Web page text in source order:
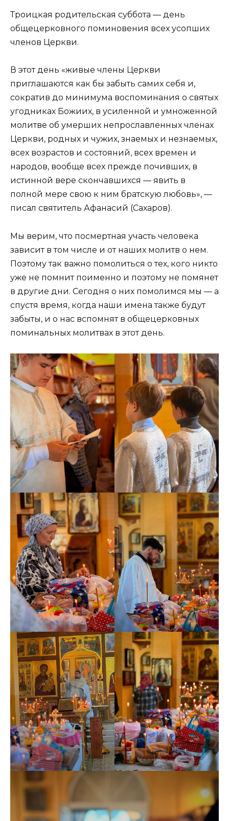
Троицкая родительская суббота — день
общецерковного поминовения всех усопших
членов Церкви.
В этот день «живые члены Церкви
приглашаются как бы забыть самих себя и,
сократив до минимума воспоминания о святых
угодниках Божиих, в усиленной и умноженной
молитве об умерших непрославленных членах
Церкви, родных и чужих, знаемых и незнаемых,
всех возрастов и состояний, всех времен и
народов, вообще всех прежде почивших, в
истинной вере скончавшихся — явить в
полной мере свою к ним братскую любовь», —
писал святитель Афанасий (Сахаров).
Мы верим, что посмертная участь человека
зависит в том числе и от наших молитв о нем.
Поэтому так важно помолиться о тех, кого никто
уже не помнит поименно и поэтому не помянет
в другие дни. Сегодня о них помолимся мы — а
спустя время, когда наши имена также будут
забыты, и о нас вспомнят в общецерковных
поминальных молитвах в этот день.